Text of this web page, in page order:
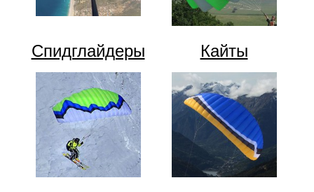
Спидглайдеры Кайты